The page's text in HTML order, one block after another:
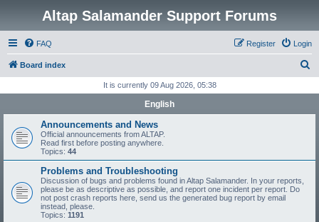
Altap Salamander Support Forums
FAQ Login
Register
Board index
r
It is currently 09 Aug 2026, 05:38
English
Announcements and News
Official announcements from ALTAP.
Read first before posting anywhere.
Topics: 44
Problems and Troubleshooting
Discussion of bugs and problems found in Altap Salamander. In your reports,
please be as descriptive as possible, and report one incident per report. Do
not post crash reports here, send us the generated bug report by email
instead, please.
Topics: 1191